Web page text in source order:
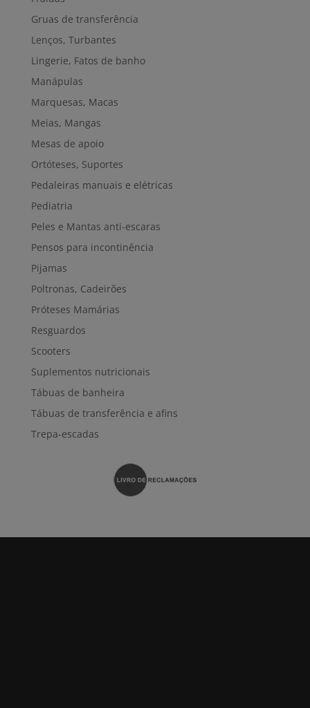
Gruas de transferência
Lenços, Turbantes
Lingerie, Fatos de banho
Manápulas
Marquesas, Macas
Meias, Mangas
Mesas de apoio
Ortóteses, Suportes
Pedaleiras manuais e elétricas
Pediatria
Peles e Mantas anti-escaras
Pensos para incontinência
Pijamas
Poltronas, Cadeirões
Próteses Mamárias
Resguardos
Scooters
Suplementos nutricionais
Tábuas de banheira
Tábuas de transferência e afins
Trepa-escadas